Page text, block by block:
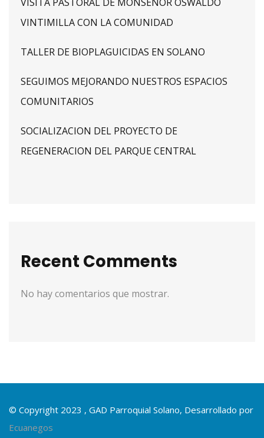
VINTIMILLA CON LA COMUNIDAD
TALLER DE BIOPLAGUICIDAS EN SOLANO
SEGUIMOS MEJORANDO NUESTROS ESPACIOS
COMUNITARIOS
SOCIALIZACION DEL PROYECTO DE
REGENERACION DEL PARQUE CENTRAL
Recent Comments
No hay comentarios que mostrar.
© Copyright 2023 , GAD Parroquial Solano, Desarrollado por
Ecuanegos